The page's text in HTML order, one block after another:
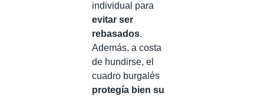
individual para
evitar ser
rebasados.
Además, a costa
de hundirse, el
cuadro burgalés
protegía bien su